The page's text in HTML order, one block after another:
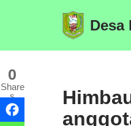
to
Desa
0
Share
s